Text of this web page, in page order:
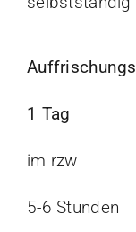
1 Tag
im rzw
5-6 Stunden